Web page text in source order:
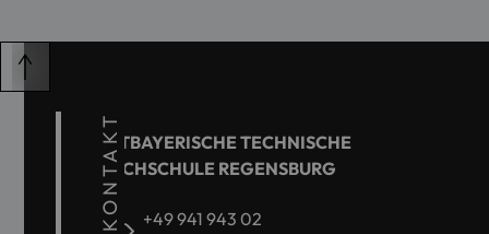
KONTAKT
OSTBAYERISCHE TECHNISCHE
HOCHSCHULE REGENSBURG
+49 941 943 02